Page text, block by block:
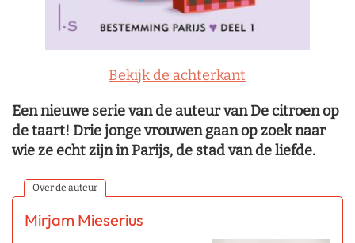
Bekijk de achterkant
Een nieuwe serie van de auteur van De citroen op
de taart! Drie jonge vrouwen gaan op zoek naar
wie ze echt zijn in Parijs, de stad van de liefde.
Over de auteur
Mirjam Mieserius